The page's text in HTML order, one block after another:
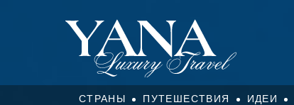
СТРАНЫ ПУТЕШЕСТВИЯ ИДЕИ